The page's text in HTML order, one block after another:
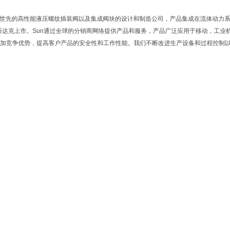
先的高性能液压螺纹插装阀以及集成阀块的设计和制造公司，产品集成在流体动
达克上市。Sun通过全球的分销商网络提供产品和服务，产品广泛应用于移动，工
竞争优势，提高客户产品的安全性和工作性能。我们不断改进生产设备和过程控制